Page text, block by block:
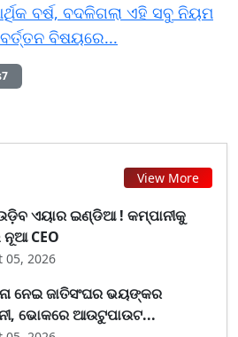
ବର୍ଷ, ବଦଳିଗଲା ଏହି ସବୁ ନିୟମ
ବିଷୟରେ...
View More
ଏୟାର ଇଣ୍ଡିଆ ! କମ୍ପାନୀକୁ
CEO
05, 2026
ନେଇ ଜାତିସଂଘର ଭୟଙ୍କର
ଭୋକରେ ଆଉଟୁପାଉଟ...